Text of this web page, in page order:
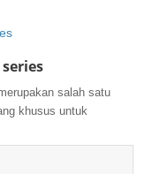
salah satu
khusus untuk